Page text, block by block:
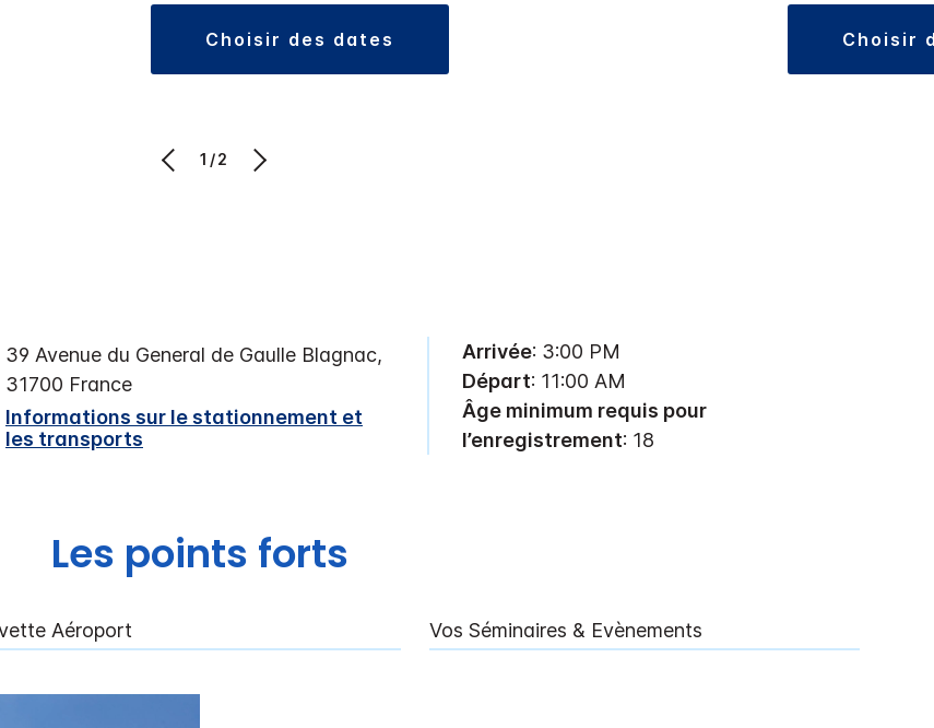
choisir des dates choisir
1/2
39 Avenue du General de Gaulle Blagnac,
31700 France
Informations sur le stationnement et
les transports
Arrivée: 3:00 PM
Départ: 11:00 AM
Âge minimum requis pour
l’enregistrement: 18
Les points forts
Aéroport Vos Séminaires & Evènements